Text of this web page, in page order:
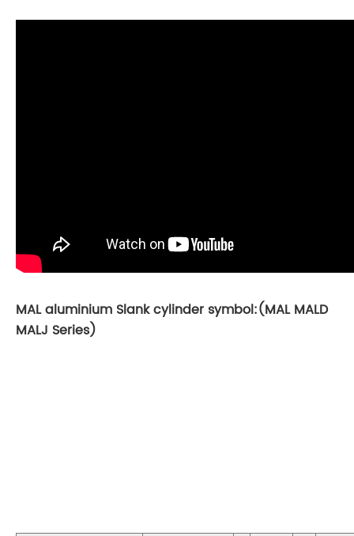
MAL aluminium Slank cylinder symbol:(MAL MALD
MALJ Series)